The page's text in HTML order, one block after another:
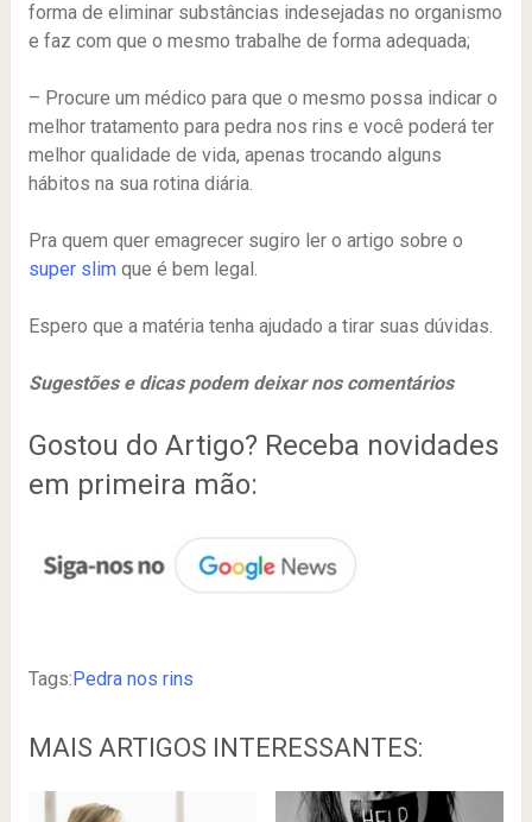
forma de eliminar substâncias indesejadas no organismo
e faz com que o mesmo trabalhe de forma adequada;
– Procure um médico para que o mesmo possa indicar o
melhor tratamento para pedra nos rins e você poderá ter
melhor qualidade de vida, apenas trocando alguns
hábitos na sua rotina diária.
Pra quem quer emagrecer sugiro ler o artigo sobre o
super slimque é bem legal.
Espero que a matéria tenha ajudado a tirar suas dúvidas.
Sugestões e dicas podem deixar nos comentários
Gostou do Artigo? Receba novidades
em primeira mão:
Tags:Pedra nos rins
MAIS ARTIGOS INTERESSANTES: